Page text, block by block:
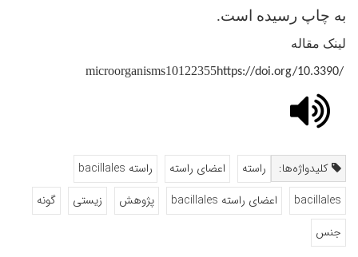
به چاپ رسیده است.
لینک مقاله
https://doi.org/10.3390/
microorganisms10122355
کلیدواژه‌ها: راسته اعضای راسته
راسته bacillales
bacillales
اعضای راسته bacillales پژوهش زیستی
گونه
جنس